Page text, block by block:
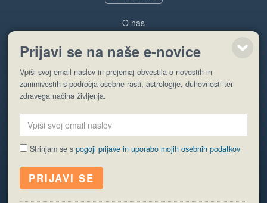
O nas
Pogoji uporabe
Pošlji stran
© EyeCatching. Vse pravice so pridržane.
Prijavi se na naše e-novice
Vpiši svoj email naslov in prejemaj obvestila o novostih in
zanimivostih s področja osebne rasti, astrologije, duhovnosti ter
zdravega načina življenja.
Strinjam se spogoji prijave in uporabo mojih osebnih podatkov